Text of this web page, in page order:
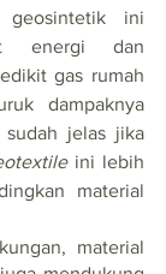
geosintetik ini
energi dan
gas rumah
dampaknya
jelas jika
material